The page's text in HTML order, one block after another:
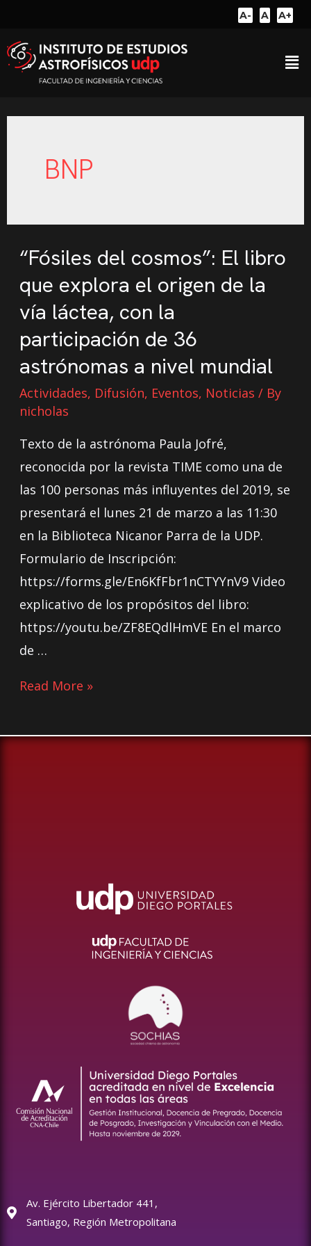
A- A A+
BNP
“Fósiles del cosmos”: El libro
que explora el origen de la
vía láctea, con la
participación de 36
astrónomas a nivel mundial
Actividades, Difusión, Eventos, Noticias / By
nicholas
Texto de la astrónoma Paula Jofré,
reconocida por la revista TIME como una de
las 100 personas más influyentes del 2019, se
presentará el lunes 21 de marzo a las 11:30
en la Biblioteca Nicanor Parra de la UDP.
Formulario de Inscripción:
https://forms.gle/En6KfFbr1nCTYYnV9 Video
explicativo de los propósitos del libro:
https://youtu.be/ZF8EQdlHmVE En el marco
de …
Read More »
Av. Ejército Libertador 441,
Santiago, Región Metropolitana